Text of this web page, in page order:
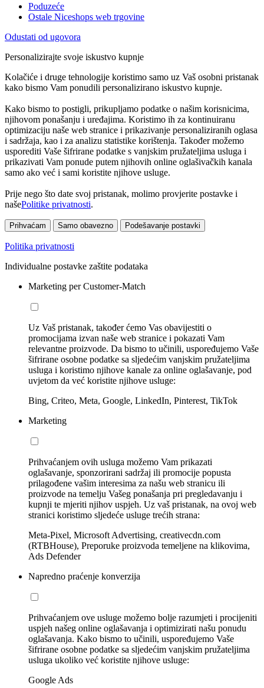
Poduzeće
Ostale Niceshops web trgovine
Odustati od ugovora
Personalizirajte svoje iskustvo kupnje
Kolačiće i druge tehnologije koristimo samo uz Vaš osobni pristanak
kako bismo Vam ponudili personalizirano iskustvo kupnje.
Kako bismo to postigli, prikupljamo podatke o našim korisnicima,
njihovom ponašanju i uređajima. Koristimo ih za kontinuiranu
optimizaciju naše web stranice i prikazivanje personaliziranih oglasa
i sadržaja, kao i za analizu statistike korištenja. Također možemo
usporediti Vaše šifrirane podatke s vanjskim pružateljima usluga i
prikazivati Vam ponude putem njihovih online oglašivačkih kanala
samo ako već i sami koristite njihove usluge.
Prije nego što date svoj pristanak, molimo provjerite postavke i
našePolitike privatnosti.
Prihvaćam Samo obavezno Podešavanje postavki
Politika privatnosti
Individualne postavke zaštite podataka
Marketing per Customer-Match
Uz Vaš pristanak, također ćemo Vas obavijestiti o
promocijama izvan naše web stranice i pokazati Vam
relevantne proizvode. Da bismo to učinili, uspoređujemo Vaše
šifrirane osobne podatke sa sljedećim vanjskim pružateljima
usluga i koristimo njihove kanale za online oglašavanje, pod
uvjetom da već koristite njihove usluge:
Bing, Criteo, Meta, Google, LinkedIn, Pinterest, TikTok
Marketing
Prihvaćanjem ovih usluga možemo Vam prikazati
oglašavanje, sponzorirani sadržaj ili promocije popusta
prilagođene vašim interesima za našu web stranicu ili
proizvode na temelju Vašeg ponašanja pri pregledavanju i
kupnji te mjeriti njihov uspjeh. Uz vaš pristanak, na ovoj web
stranici koristimo sljedeće usluge trećih strana:
Meta-Pixel, Microsoft Advertising, creativecdn.com
(RTBHouse), Preporuke proizvoda temeljene na klikovima,
Ads Defender
Napredno praćenje konverzija
Prihvaćanjem ove usluge možemo bolje razumjeti i procijeniti
uspjeh našeg online oglašavanja i optimizirati našu ponudu
oglašavanja. Kako bismo to učinili, uspoređujemo Vaše
šifrirane osobne podatke sa sljedećim vanjskim pružateljima
usluga ukoliko već koristite njihove usluge:
Google Ads